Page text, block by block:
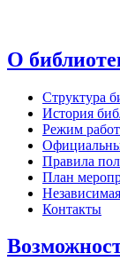
О
Структура
История
Режим
Правила
План
Контакты